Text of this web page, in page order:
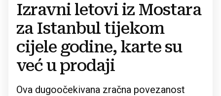
Izravni letovi iz Mostara
za Istanbul tijekom
cijele godine, karte su
već u prodaji
Ova dugoočekivana zračna povezanost